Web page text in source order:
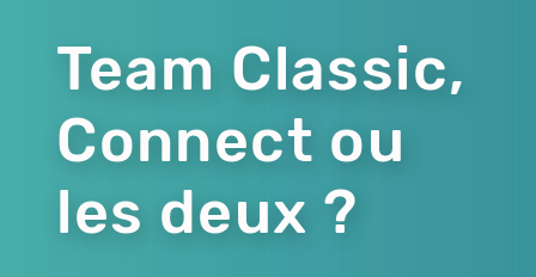
Team Classic,
Connect ou
les deux ?